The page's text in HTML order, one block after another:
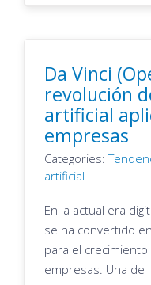
Da Vinci
revolución
artificial
empresas
Categories:
artificial
En la actual era
se ha convertido
para el crecimiento
empresas. Una de